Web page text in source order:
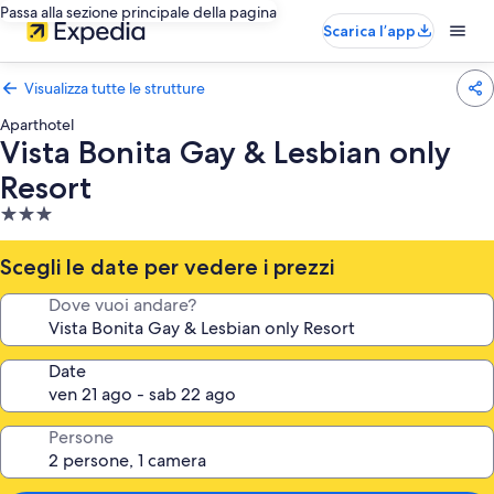
Passa alla sezione principale della pagina
Scarica l’app
Visualizza tutte le strutture
Aparthotel
Vista Bonita Gay & Lesbian only
Resort
Struttura
a
3.0
stelle
Scegli le date per vedere i prezzi
Dove vuoi andare?
Date
Persone